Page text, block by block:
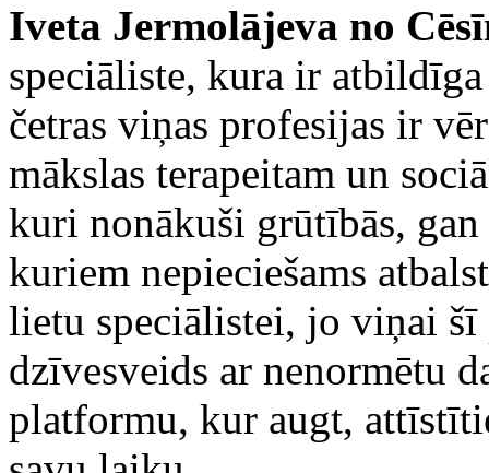
Iveta Jermolājeva no
speciāliste, kura ir
četras viņas profesijas ir
mākslas terapeitam un
kuri nonākuši grūtībās,
kuriem nepieciešams
lietu speciālistei, jo viņai šī
dzīvesveids ar nenormētu
platformu, kur augt,